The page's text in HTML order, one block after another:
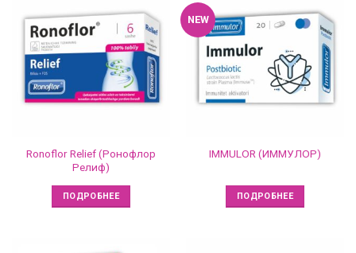
Ronoflor Relief (Ронофлор
Релиф)
ПОДРОБНЕЕ
NEW
IMMULOR (ИММУЛОР)
ПОДРОБНЕЕ